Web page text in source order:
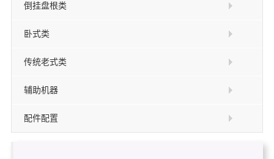
倒挂盘根类
卧式类
传统老式类
辅助机器
配件配置